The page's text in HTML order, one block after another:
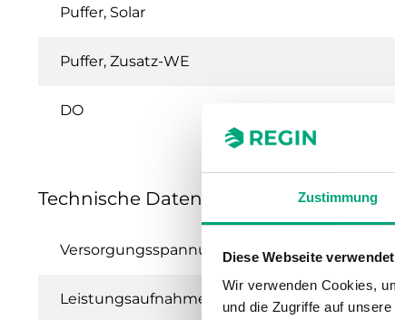
Zustimmung
Diese Webseite
Wir verwenden Cookies,
und die Zugriffe auf
Puffer, Solar
Puffer, Zusatz-WE
DO
Technische Daten für RU6X –
Versorgungsspannung 230 V ± 10
Leistungsaufnahme 5 VA (ohne